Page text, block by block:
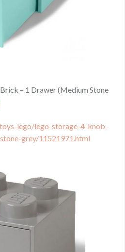
– 1 Drawer (Medium Stone
lego/lego-storage-4-knob-
grey/11521971.html